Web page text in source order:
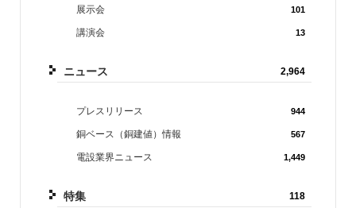
展示会 101
講演会 13
ニュース 2,964
プレスリリース 944
銅ベース（銅建値）情報 567
電設業界ニュース 1,449
特集 118